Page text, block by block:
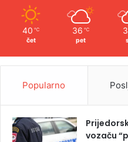
40 ℃
čet
36 ℃
pet
Popularno
vozaču